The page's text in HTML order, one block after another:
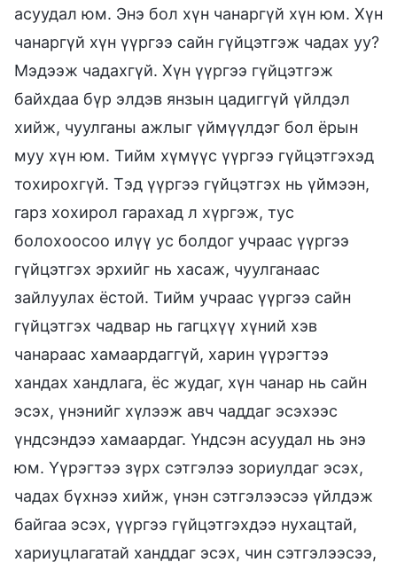
асуудал юм. Энэ бол хүн чанаргүй хүн юм. Хүн
чанаргүй хүн үүргээ сайн гүйцэтгэж чадах уу?
Мэдээж чадахгүй. Хүн үүргээ гүйцэтгэж
байхдаа бүр элдэв янзын цадиггүй үйлдэл
хийж, чуулганы ажлыг үймүүлдэг бол ёрын
муу хүн юм. Тийм хүмүүс үүргээ гүйцэтгэхэд
тохирохгүй. Тэд үүргээ гүйцэтгэх нь үймээн,
гарз хохирол гарахад л хүргэж, тус
болохоосоо илүү ус болдог учраас үүргээ
гүйцэтгэх эрхийг нь хасаж, чуулганаас
зайлуулах ёстой. Тийм учраас үүргээ сайн
гүйцэтгэх чадвар нь гагцхүү хүний хэв
чанараас хамаардаггүй, харин үүрэгтээ
хандах хандлага, ёс жудаг, хүн чанар нь сайн
эсэх, үнэнийг хүлээж авч чаддаг эсэхээс
үндсэндээ хамаардаг. Үндсэн асуудал нь энэ
юм. Үүрэгтээ зүрх сэтгэлээ зориулдаг эсэх,
чадах бүхнээ хийж, үнэн сэтгэлээсээ үйлдэж
байгаа эсэх, үүргээ гүйцэтгэхдээ нухацтай,
хариуцлагатай ханддаг эсэх, чин сэтгэлээсээ,